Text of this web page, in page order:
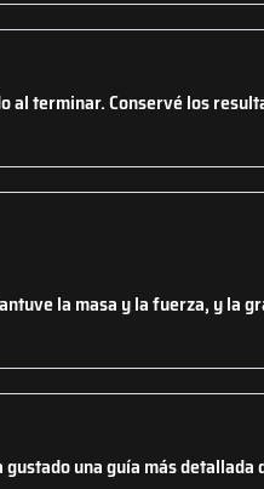
terminar. Conservé los
la masa y la fuerza, y la
una guía más